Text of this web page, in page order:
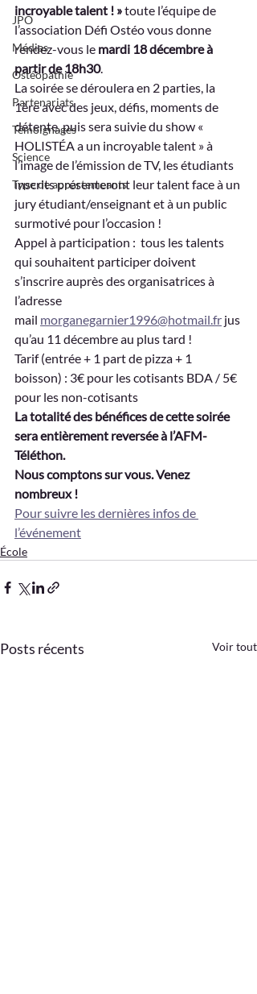
JPO
Médias
Ostéopathie
Partenariats
Témoignages
Science
Type de appartemeants
incroyable talent ! » toute l’équipe de
l’association Défi Ostéo vous donne
rendez-vous le mardi 18 décembre à
partir de 18h30.
La soirée se déroulera en 2 parties, la
1ère avec des jeux, défis, moments de
détente, puis sera suivie du show «
HOLISTÉA a un incroyable talent » à
l’image de l’émission de TV, les étudiants
inscrits présenteront leur talent face à un
jury étudiant/enseignant et à un public
surmotivé pour l’occasion !
Appel à participation :  tous les talents
qui souhaitent participer doivent
s’inscrire auprès des organisatrices à
l’adresse
mail morganegarnier1996@hotmail.fr jus
qu’au 11 décembre au plus tard !
Tarif (entrée + 1 part de pizza + 1
boisson) : 3€ pour les cotisants BDA / 5€
pour les non-cotisants
La totalité des bénéfices de cette soirée
sera entièrement reversée à l’AFM-
Téléthon.
Nous comptons sur vous. Venez
nombreux !
Pour suivre les dernières infos de
l’événement
École
Posts récents Voir tout